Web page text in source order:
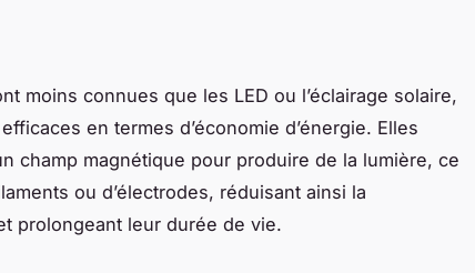
moins connues que les LED ou l’éclairage solaire,
en termes d’économie d’énergie. Elles
champ magnétique pour produire de la lumière, ce
ou d’électrodes, réduisant ainsi la
prolongeant leur durée de vie.